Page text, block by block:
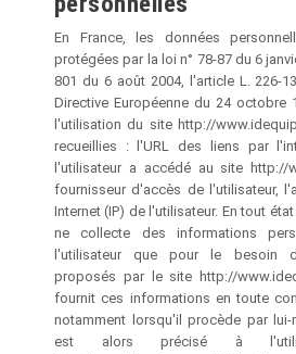
En France, les données
protégées par la loi n° 78-87 du 6
801 du 6 août 2004, l'article L. 226-
Directive Européenne du 24 octobre
l'utilisation du site http://
recueillies : l'URL des liens par
l'utilisateur a accédé au site http://
fournisseur d'accès de l'utilisateur,
Internet (IP) de l'utilisateur. En tout
ne collecte des informations
l'utilisateur que pour le besoin
proposés par le site http://
fournit ces informations en toute
notamment lorsqu'il procède par lui-
est alors précisé à